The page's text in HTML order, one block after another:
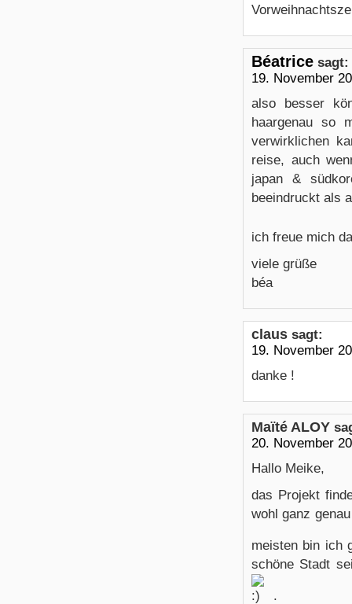
Béatrice sagt:
19. November
also besser
haargenau so
verwirklichen
reise, auch
japan &
beeindruckt als
ich freue mich
viele grüße
béa
claus sagt:
19. November
danke !
Maïté ALOY
20. November
Hallo Meike,
das Projekt
wohl ganz
meisten bin ich
schöne Stadt
.